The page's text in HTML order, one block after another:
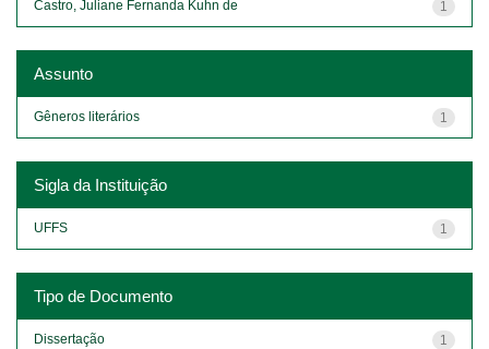
1
Castro, Juliane Fernanda Kuhn de
Assunto
1
Gêneros literários
Sigla da Instituição
1
UFFS
Tipo de Documento
1
Dissertação